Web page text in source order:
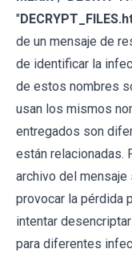
"
de un mensaje de
de identificar la
de estos nombres
usan los mismos
entregados son
están relacionadas.
archivo del
provocar la pérdida
intentar
para diferentes